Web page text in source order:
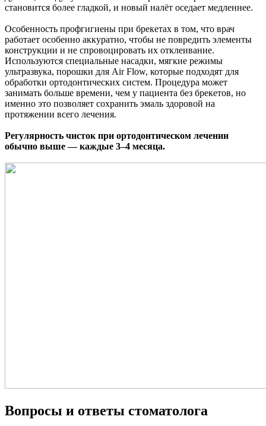
становится более гладкой, и новый налёт оседает медленнее.
Особенность профгигиены при брекетах в том, что врач
работает особенно аккуратно, чтобы не повредить элементы
конструкции и не спровоцировать их отклеивание.
Используются специальные насадки, мягкие режимы
ультразвука, порошки для Air Flow, которые подходят для
обработки ортодонтических систем. Процедура может
занимать больше времени, чем у пациента без брекетов, но
именно это позволяет сохранить эмаль здоровой на
протяжении всего лечения.
Регулярность чисток при ортодонтическом лечении
обычно выше — каждые 3–4 месяца.
Вопросы и ответы стоматолога